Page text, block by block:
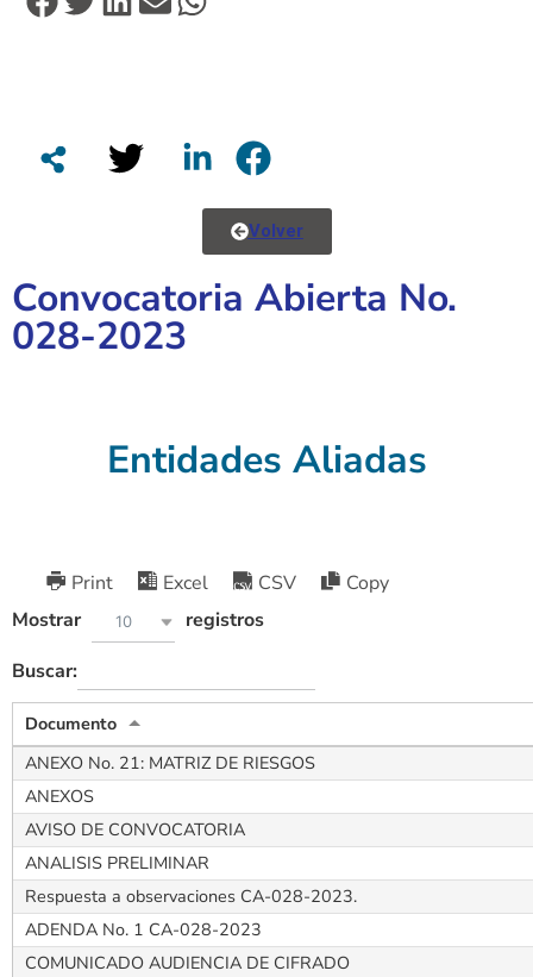
Volver
Convocatoria Abierta No.
028-2023
Entidades Aliadas
Print Excel CSV
Copy
Mostrar
10
registros
Buscar:
Documento
ANEXO No. 21: MATRIZ DE RIESGOS
ANEXOS
AVISO DE CONVOCATORIA
ANALISIS PRELIMINAR
Respuesta a observaciones CA-028-2023.
ADENDA No. 1 CA-028-2023
COMUNICADO AUDIENCIA DE CIFRADO